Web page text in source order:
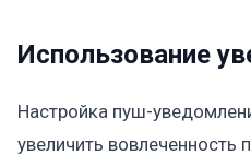
Использование
Настройка пуш-
увеличить вовлеченность